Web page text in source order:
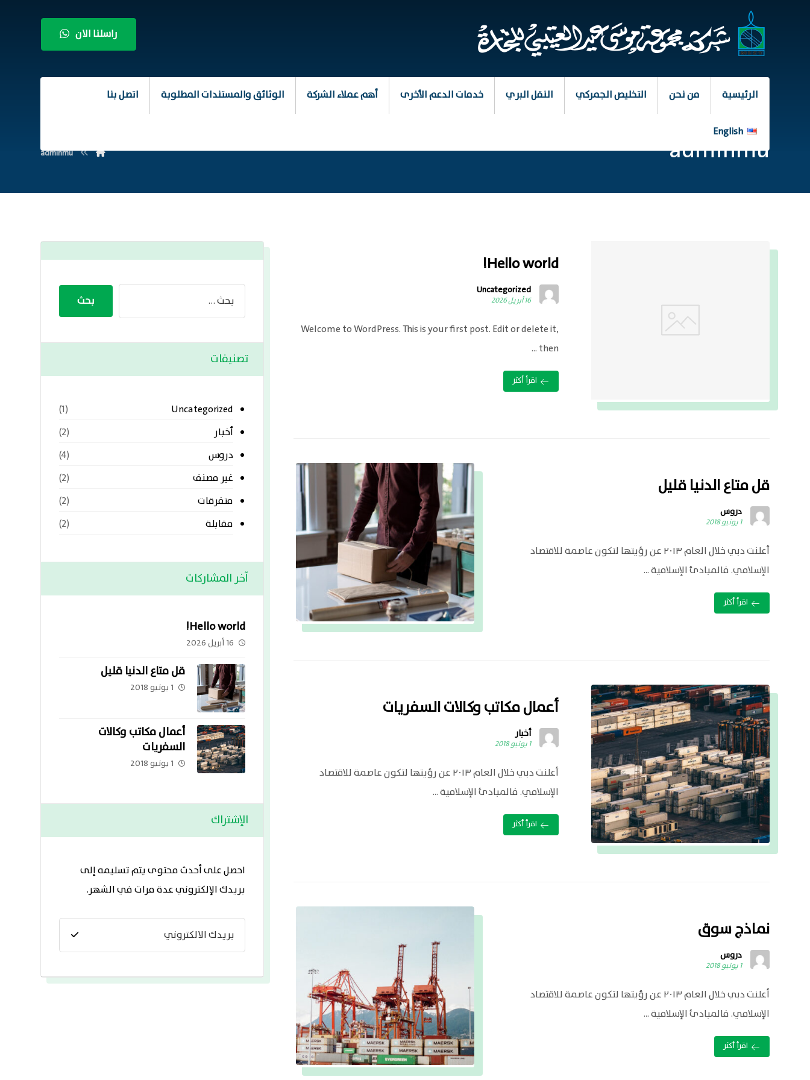
راسلنا الان
الرئيسية من نحن التخليص الجمركي النقل البري خدمات الدعم الأخرى أهم عملاء الشركة الوثائق والمستندات المطلوبة اتصل بنا
English
adminmu
adminmu
Hello world!
Uncategorized
16 أبريل 2026
Welcome to WordPress. This is your first post. Edit or delete it,
then ...
اقرأ أكثر
قل متاع الدنيا قليل
دروس
1 يونيو 2018
أعلنت دبي خلال العام ٢٠١٣ عن رؤيتها لتكون عاصمة للاقتصاد
الإسلامي. فالمبادئ الإسلامية ...
اقرأ أكثر
أعمال مكاتب وكالات السفريات
أخبار
1 يونيو 2018
أعلنت دبي خلال العام ٢٠١٣ عن رؤيتها لتكون عاصمة للاقتصاد
الإسلامي. فالمبادئ الإسلامية ...
اقرأ أكثر
نماذج سوق
دروس
1 يونيو 2018
أعلنت دبي خلال العام ٢٠١٣ عن رؤيتها لتكون عاصمة للاقتصاد
الإسلامي. فالمبادئ الإسلامية ...
اقرأ أكثر
تصنيفات
Uncategorized
(1)
أخبار
(2)
دروس
(4)
غير مصنف
(2)
متفرقات
(2)
مقابلة
(2)
آخر المشاركات
Hello world!
16 أبريل 2026
قل متاع الدنيا قليل
1 يونيو 2018
أعمال مكاتب وكالات
السفريات
1 يونيو 2018
الإشتراك
احصل على أحدث محتوى يتم تسليمه إلى
بريدك الإلكتروني عدة مرات في الشهر.